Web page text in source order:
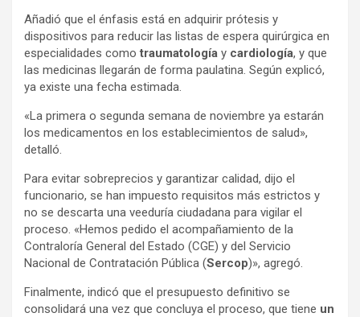
Añadió que el énfasis está en adquirir prótesis y
dispositivos para reducir las listas de espera quirúrgica en
especialidades comotraumatología y cardiología, y que
las medicinas llegarán de forma paulatina. Según explicó,
ya existe una fecha estimada.
«La primera o segunda semana de noviembre ya estarán
los medicamentos en los establecimientos de salud»,
detalló.
Para evitar sobreprecios y garantizar calidad, dijo el
funcionario, se han impuesto requisitos más estrictos y
no se descarta una veeduría ciudadana para vigilar el
proceso. «Hemos pedido el acompañamiento de la
Contraloría General del Estado (CGE) y del Servicio
Nacional de Contratación Pública (Sercop)», agregó.
Finalmente, indicó que el presupuesto definitivo se
consolidará una vez que concluya el proceso, que tiene un